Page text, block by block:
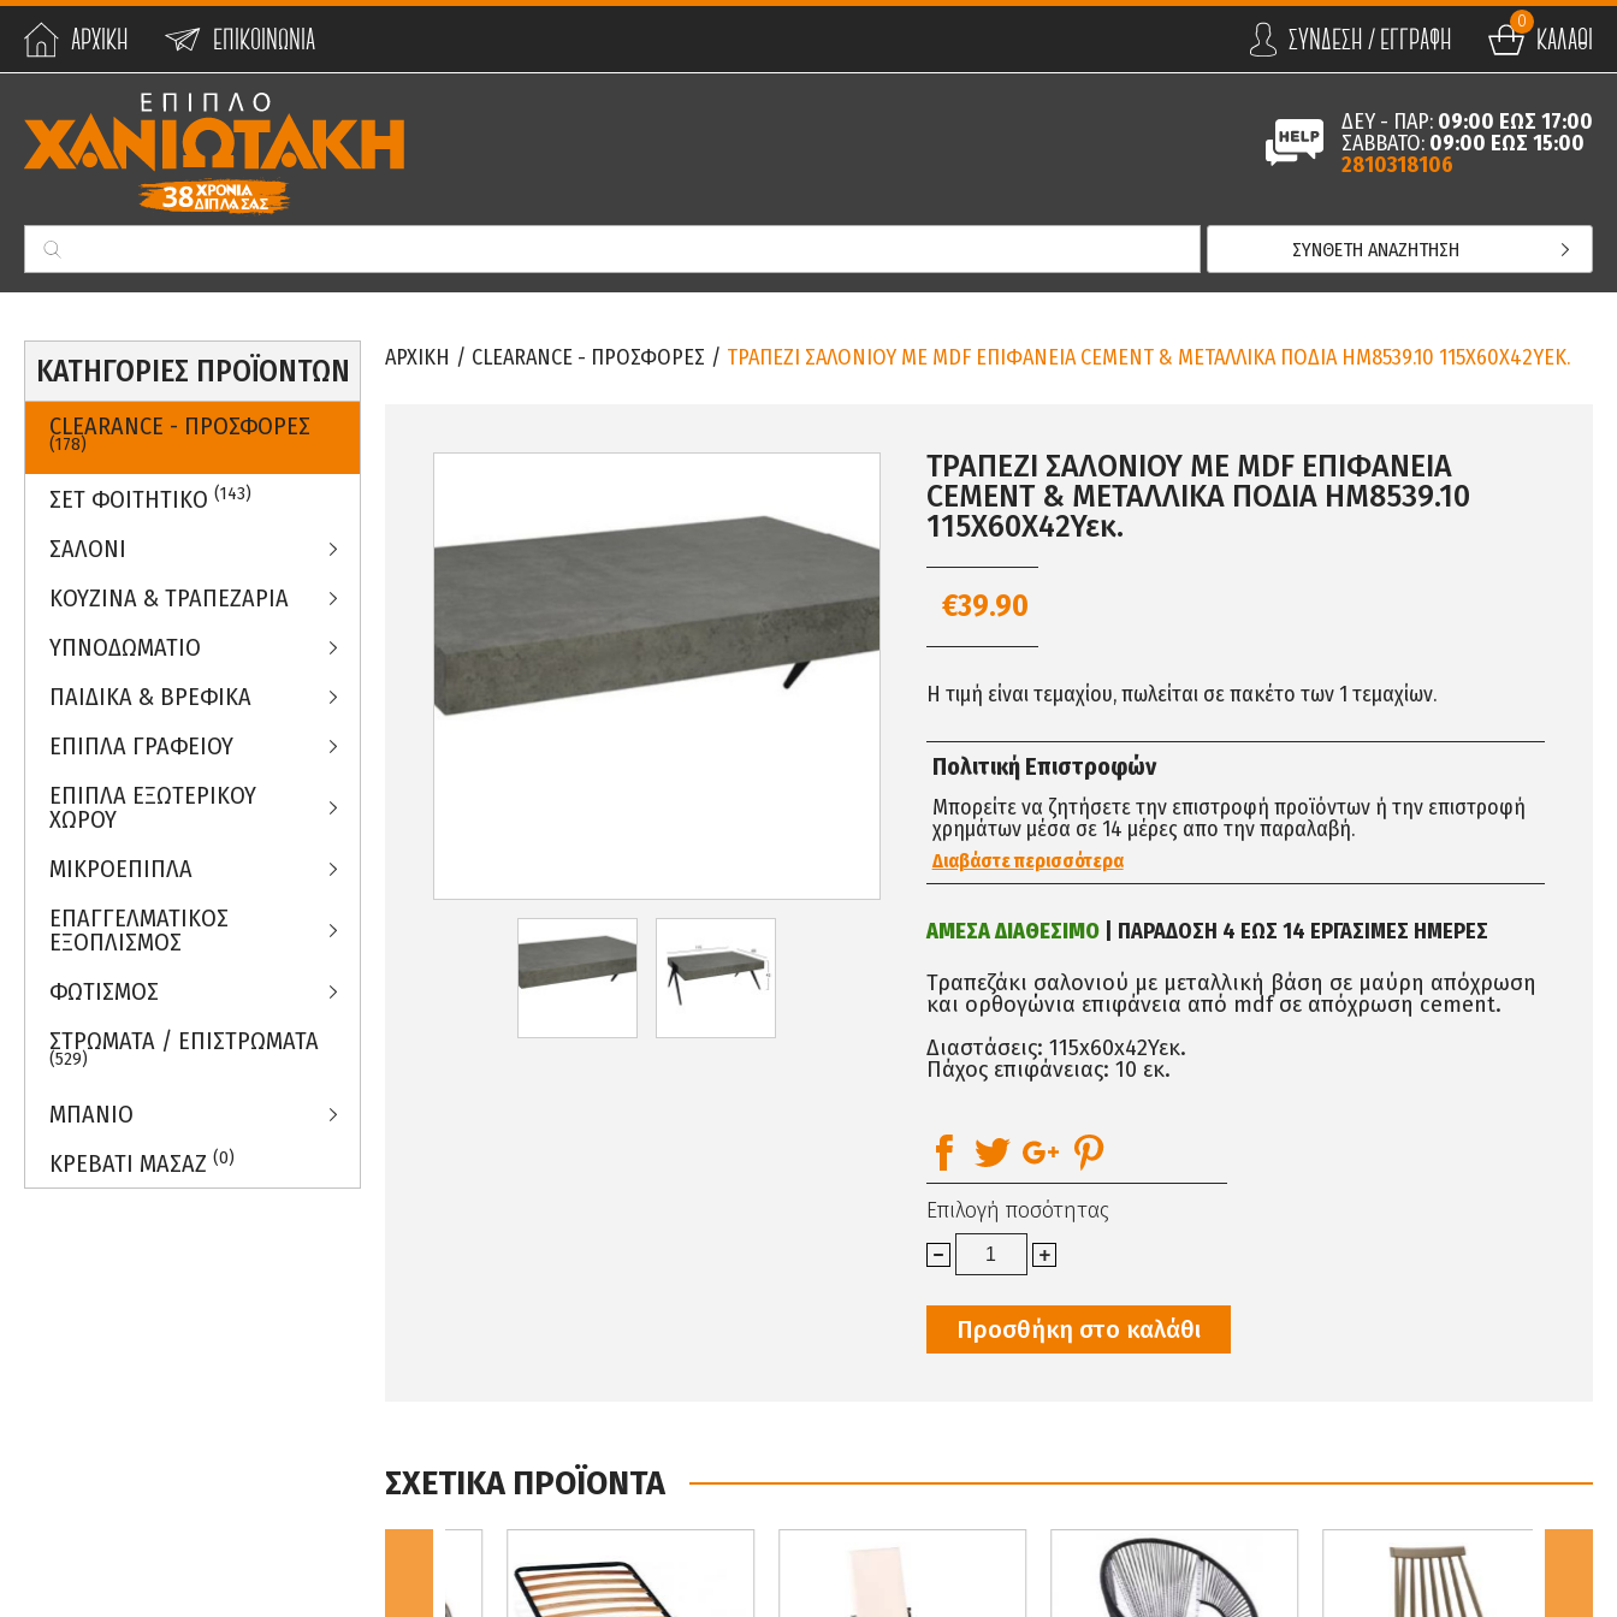
ΑΡΧΙΚΗ ΕΠΙΚΟΙΝΩΝΙΑ ΣΥΝΔΕΣΗ / ΕΓΓΡΑΦΗ ΚΑΛΑΘΙ
0
ΔΕΥ - ΠΑΡ: 09:00 ΕΩΣ 17:00
ΣΑΒΒΑΤΟ: 09:00 ΕΩΣ 15:00
2810318106
ΣΥΝΘΕΤΗ ΑΝΑΖΗΤΗΣΗ
ΚΑΤΗΓΟΡΙΕΣ ΠΡΟΪΟΝΤΩΝ
CLEARANCE - ΠΡΟΣΦΟΡΕΣ
(178)
ΣΕΤ ΦΟΙΤΗΤΙΚΟ (143)
ΣΑΛΟΝΙ
ΚΟΥΖΙΝΑ & ΤΡΑΠΕΖΑΡΙΑ
ΥΠΝΟΔΩΜΑΤΙΟ
ΠΑΙΔΙΚΑ & ΒΡΕΦΙΚΑ
ΕΠΙΠΛΑ ΓΡΑΦΕΙΟΥ
ΕΠΙΠΛΑ ΕΞΩΤΕΡΙΚΟΥ
ΧΩΡΟΥ
ΜΙΚΡΟΕΠΙΠΛΑ
ΕΠΑΓΓΕΛΜΑΤΙΚΟΣ
ΕΞΟΠΛΙΣΜΟΣ
ΦΩΤΙΣΜΟΣ
ΣΤΡΩΜΑΤΑ / ΕΠΙΣΤΡΩΜΑΤΑ
(529)
ΜΠΑΝΙΟ
ΚΡΕΒΑΤΙ ΜΑΣΑΖ (0)
ΑΡΧΙΚΗ / CLEARANCE - ΠΡΟΣΦΟΡΕΣ / ΤΡΑΠΕΖΙ ΣΑΛΟΝΙΟΥ ΜΕ MDF ΕΠΙΦΑΝΕΙΑ CEMENT & ΜΕΤΑΛΛΙΚΑ ΠΟΔΙΑ HM8539.10 115Χ60Χ42ΥΕΚ.
ΤΡΑΠΕΖΙ ΣΑΛΟΝΙΟΥ ΜΕ MDF ΕΠΙΦΑΝΕΙΑ
CEMENT & ΜΕΤΑΛΛΙΚΑ ΠΟΔΙΑ HM8539.10
115Χ60Χ42Υεκ.
€39.90
Η τιμή είναι τεμαχίου, πωλείται σε πακέτο των 1 τεμαχίων.
Πολιτική Επιστροφών
Μπορείτε να ζητήσετε την επιστροφή προϊόντων ή την επιστροφή
χρημάτων μέσα σε 14 μέρες απο την παραλαβή.
Διαβάστε περισσότερα
ΑΜΕΣΑ ΔΙΑΘΕΣΙΜΟ| ΠΑΡΑΔΟΣΗ 4 ΕΩΣ 14 ΕΡΓΑΣΙΜΕΣ ΗΜΕΡΕΣ
Τραπεζάκι σαλονιού με μεταλλική βάση σε μαύρη απόχρωση
και ορθογώνια επιφάνεια από mdf σε απόχρωση cement.
Διαστάσεις: 115x60x42Υεκ.
Πάχος επιφάνειας: 10 εκ.
Επιλογή ποσότητας
Προσθήκη στο καλάθι
ΣΧΕΤΙΚΑ ΠΡΟΪΟΝΤΑ